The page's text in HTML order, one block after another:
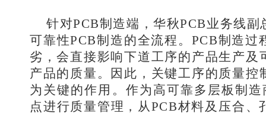
针对PCB制造端，华秋PCB业务线
可靠性PCB制造的全流程。PCB制造
劣，会直接影响下道工序的产品生产
产品的质量。因此，关键工序的质量
为关键的作用。作为高可靠多层板制
点进行质量管理，从PCB材料及压合